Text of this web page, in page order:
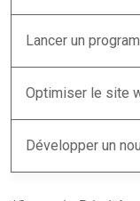
Lancer un
Optimiser le site
Développer un